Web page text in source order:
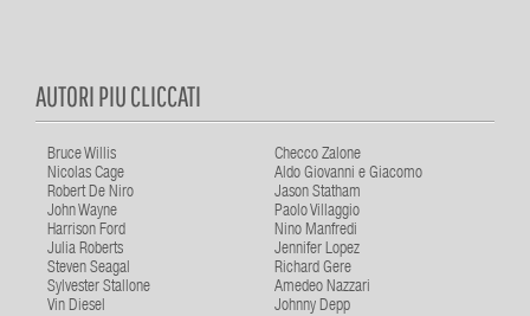
AUTORI PIU CLICCATI
Bruce Willis
Checco Zalone
Nicolas Cage
Aldo Giovanni e Giacomo
Robert De Niro
Jason Statham
John Wayne
Paolo Villaggio
Harrison Ford
Nino Manfredi
Julia Roberts
Jennifer Lopez
Steven Seagal
Richard Gere
Sylvester Stallone
Amedeo Nazzari
Vin Diesel
Johnny Depp